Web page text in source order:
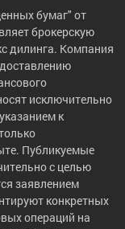
бумаг" от
брокерскую
дилинга. Компания
исключительно
к
Публикуемые
с целью
заявлением
конкретных
операций на